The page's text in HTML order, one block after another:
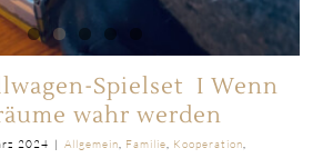
Spielset I Wenn
wahr werden
2024 | Allgemein, Familie, Kooperation,